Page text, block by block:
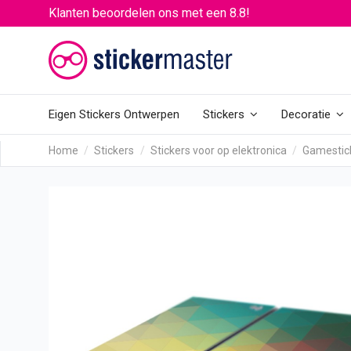
Klanten beoordelen ons met een 8.8!
Eigen Stickers Ontwerpen Stickers Decoratie
Home Stickers Stickers voor op elektronica